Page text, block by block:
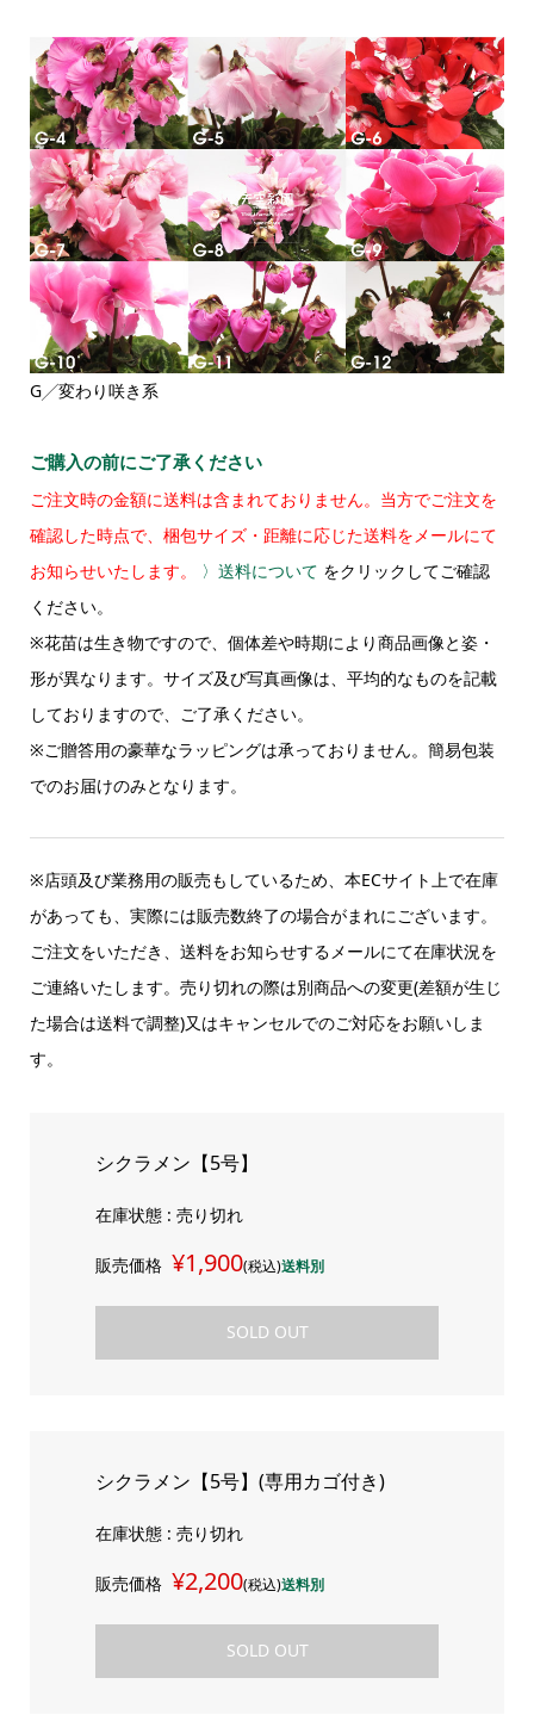
G╱変わり咲き系
ご購入の前にご了承ください
ご注文時の金額に送料は含まれておりません。当方でご注文を
確認した時点で、梱包サイズ・距離に応じた送料をメールにて
お知らせいたします。
〉送料について をクリックしてご確認
ください。
※花苗は生き物ですので、個体差や時期により商品画像と姿・
形が異なります。サイズ及び写真画像は、平均的なものを記載
しておりますので、ご了承ください。
※ご贈答用の豪華なラッピングは承っておりません。簡易包装
でのお届けのみとなります。
※店頭及び業務用の販売もしているため、本ECサイト上で在庫
があっても、実際には販売数終了の場合がまれにございます。
ご注文をいただき、送料をお知らせするメールにて在庫状況を
ご連絡いたします。売り切れの際は別商品への変更(差額が生じ
た場合は送料で調整)又はキャンセルでのご対応をお願いしま
す。
シクラメン【5号】
在庫状態 : 売り切れ
販売価格 ¥1,900(税込)送料別
SOLD OUT
シクラメン【5号】(専用カゴ付き)
在庫状態 : 売り切れ
販売価格 ¥2,200(税込)送料別
SOLD OUT